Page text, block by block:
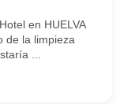
en HUELVA
de la limpieza
...